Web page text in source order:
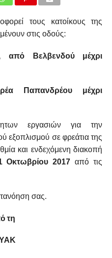
τους κατοίκους της
στις οδούς:
από Βελβενδού μέχρι
Παπανδρέου μέχρι
εργασιών για την
εξοπλισμού σε φρεάτια της
και ενδεχόμενη διακοπή
Οκτωβρίου 2017 από τις
σας.
τη